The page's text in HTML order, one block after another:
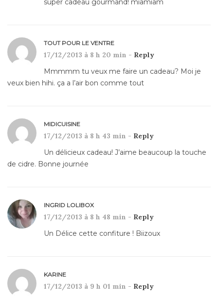
super cadeau gourmand! miamiam
TOUT POUR LE VENTRE
17/12/2013 à 8 h 20 min - Reply
Mmmmm tu veux me faire un cadeau? Moi je
veux bien hihi. ça a l’air bon comme tout
MIDICUISINE
17/12/2013 à 8 h 43 min - Reply
Un délicieux cadeau! J’aime beaucoup la touche
de cidre. Bonne journée
INGRID LOLIBOX
17/12/2013 à 8 h 48 min - Reply
Un Délice cette confiture ! Biizoux
KARINE
17/12/2013 à 9 h 01 min - Reply